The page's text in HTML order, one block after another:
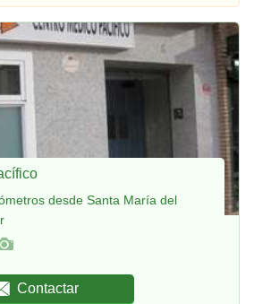
desde Santa María del
Contactar